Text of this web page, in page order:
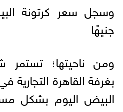
جنيهًا
ومن ناحيتها؛ تستمر
بغرفة القاهرة
البيض اليوم بشكل